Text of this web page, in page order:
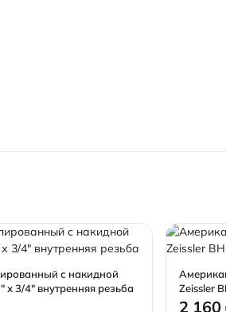
с накидной
х 3/4" внутренняя резьба
Zeissler
2 160